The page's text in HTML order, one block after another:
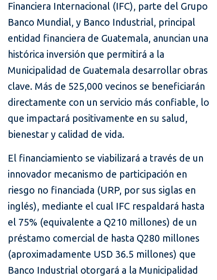
Financiera Internacional (IFC), parte del Grupo
Banco Mundial, y Banco Industrial, principal
entidad financiera de Guatemala, anuncian una
histórica inversión que permitirá a la
Municipalidad de Guatemala desarrollar obras
clave. Más de 525,000 vecinos se beneficiarán
directamente con un servicio más confiable, lo
que impactará positivamente en su salud,
bienestar y calidad de vida.
El financiamiento se viabilizará a través de un
innovador mecanismo de participación en
riesgo no financiada (URP, por sus siglas en
inglés), mediante el cual IFC respaldará hasta
el 75% (equivalente a Q210 millones) de un
préstamo comercial de hasta Q280 millones
(aproximadamente USD 36.5 millones) que
Banco Industrial otorgará a la Municipalidad